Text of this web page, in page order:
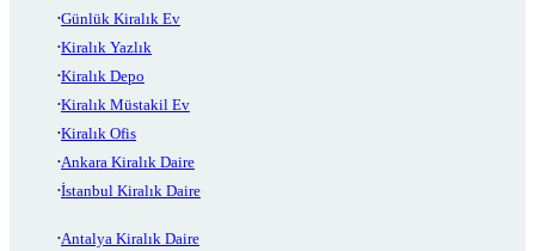
Günlük Kiralık Ev
Kiralık Yazlık
Kiralık Depo
Kiralık Müstakil Ev
Kiralık Ofis
Ankara Kiralık Daire
İstanbul Kiralık Daire
Antalya Kiralık Daire